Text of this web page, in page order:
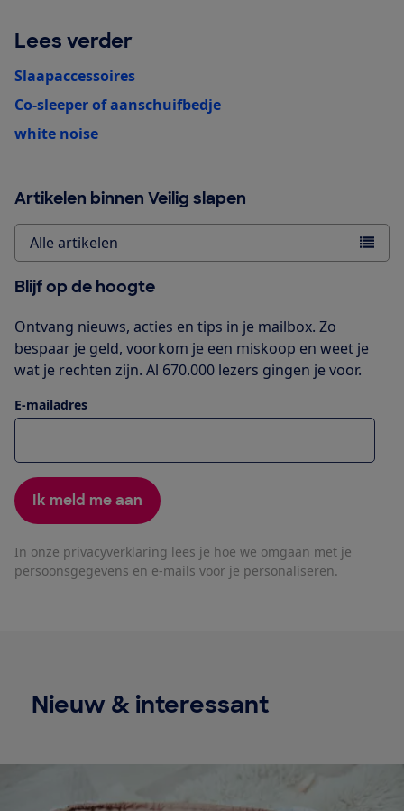
Lees verder
Slaapaccessoires
Co-sleeper of aanschuifbedje
white noise
Artikelen binnen Veilig slapen
Alle artikelen
Blijf op de hoogte
Ontvang nieuws, acties en tips in je mailbox. Zo
bespaar je geld, voorkom je een miskoop en weet je
wat je rechten zijn. Al 670.000 lezers gingen je voor.
E-mailadres
Ik meld me aan
In onze privacyverklaring lees je hoe we omgaan met je
persoonsgegevens en e-mails voor je personaliseren.
Nieuw & interessant